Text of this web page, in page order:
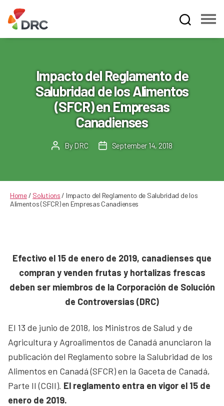
Dispute
Resolution
Corporation
Impacto del Reglamento de
Salubridad de los Alimentos
(SFCR) en Empresas
Canadienses
PostBy DRC
PostSeptember 14, 2018
Home/ Solutions / Impacto del Reglamento de Salubridad de los
Alimentos (SFCR) en Empresas Canadienses
Efectivo el 15 de enero de 2019, canadienses que
compran y venden frutas y hortalizas frescas
deben ser miembros de la Corporación de Solución
de Controversias (DRC)
El 13 de junio de 2018, los Ministros de Salud y de
Agricultura y Agroalimentos de Canadá anunciaron la
publicación del Reglamento sobre la Salubridad de los
Alimentos en Canadá (SFCR) en la Gaceta de Canadá,
Parte II (CGII). El reglamento entra en vigor el 15 de
enero de 2019.